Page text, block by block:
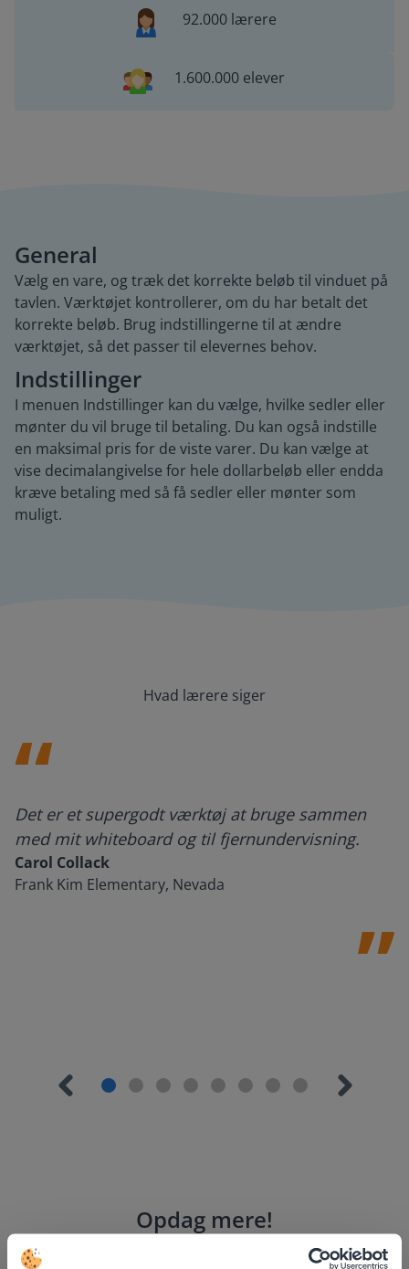
92.000 lærere
1.600.000 elever
General
Vælg en vare, og træk det korrekte beløb til vinduet på
tavlen. Værktøjet kontrollerer, om du har betalt det
korrekte beløb. Brug indstillingerne til at ændre
værktøjet, så det passer til elevernes behov.
Indstillinger
I menuen Indstillinger kan du vælge, hvilke sedler eller
mønter du vil bruge til betaling. Du kan også indstille
en maksimal pris for de viste varer. Du kan vælge at
vise decimalangivelse for hele dollarbeløb eller endda
kræve betaling med så få sedler eller mønter som
muligt.
Hvad lærere siger
Det er et supergodt værktøj at bruge sammen
med mit whiteboard og til fjernundervisning.
Carol Collack
Frank Kim Elementary, Nevada
Opdag mere!